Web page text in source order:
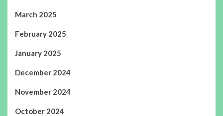
March 2025
February 2025
January 2025
December 2024
November 2024
October 2024